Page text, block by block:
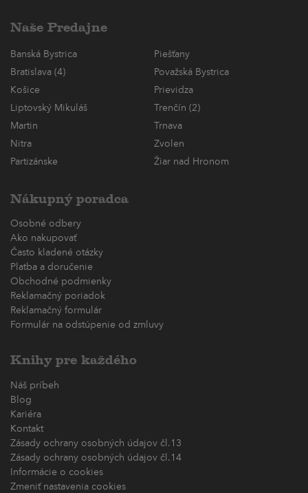
Naše Predajne
Banská Bystrica
Piešťany
Bratislava (4)
Považská Bystrica
Košice
Prievidza
Liptovský Mikuláš
Trenčín (2)
Martin
Trnava
Nitra
Zvolen
Partizánske
Žiar nad Hronom
Nákupný poradca
Osobné odbery
Ako nakupovať
Často kladené otázky
Platba a doručenie
Obchodné podmienky
Reklamačný poriadok
Reklamačný formulár
Formulár na odstúpenie od zmluvy
Knihy pre každého
Náš príbeh
Blog
Kariéra
Kontakt
Zásady ochrany osobných údajov čl.13
Zásady ochrany osobných údajov čl.14
Informácie o cookies
Zmeniť nastavenia cookies